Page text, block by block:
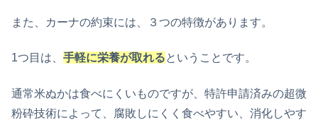
また、カーナの約束には、３つの特徴があります。
1つ目は、 手軽に栄養が取れるということです。
通常米ぬかは食べにくいものですが、特許申請済みの超微
粉砕技術によって、腐敗しにくく食べやすい、消化しやす